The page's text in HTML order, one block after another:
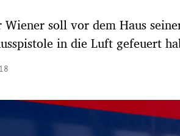
soll vor dem Haus
in die Luft gefeuert